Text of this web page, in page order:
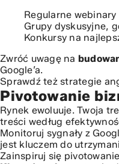
Regularne webinary
Grupy dyskusyjne,
Konkursy na
Zwróć uwagę na
Google’a.
Sprawdź też strategie
Pivotowanie
Rynek ewoluuje. Twoja
treści według
Monitoruj sygnały z
jest kluczem do
Zainspiruj się